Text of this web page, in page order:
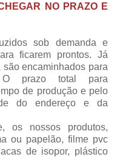
NO PRAZO E
sob demanda e
ficarem prontos. Já
encaminhados para
O prazo total para
de produção e pelo
do endereço e da
os nossos produtos,
ou papelão, filme pvc
de isopor, plástico